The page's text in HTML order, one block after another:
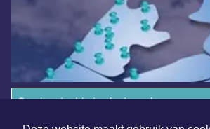
Overige dagbladen in de regio